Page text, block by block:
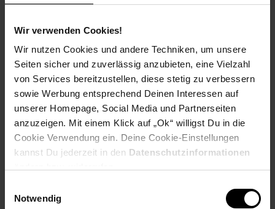
Wir verwenden Cookies!
Wir nutzen Cookies und andere Techniken, um unsere
Seiten sicher und zuverlässig anzubieten, eine Vielzahl
von Services bereitzustellen, diese stetig zu verbessern
sowie Werbung entsprechend Deinen Interessen auf
unserer Homepage, Social Media und Partnerseiten
anzuzeigen. Mit einem Klick auf „Ok“ willigst Du in die
Cookie Verwendung ein. Deine Cookie-Einstellungen
kannst Du jederzeit in den Datenschutzinformationen
Notwendig
Die schnell einziehende, nicht fettende Creme spendet bis zu
zu glätten, Anzeichen von Trockenheit umzukehren und die
Hände wieder weich zu machen. Sie glättet und beruhigt die
Haut. Anzeichen von Trockenheit und Rissbildung werden
rückgängig gemacht, somit fühlen sich die Hände weich und
zum anfassen an. Die Handcreme enthält mikrodosierten
Feuchtigkeitssubstanzen und feuchtigkeitsspendendes
Vitamin E.
Hautpflegemittel
Inhaltsstoffe: Sie finden Inhaltsstoffangaben auf dem
gelieferten Artikel und/oder der Verpackung. Wir empfehlen,
die Inhaltsstoffangaben immer auch auf dem gelieferten